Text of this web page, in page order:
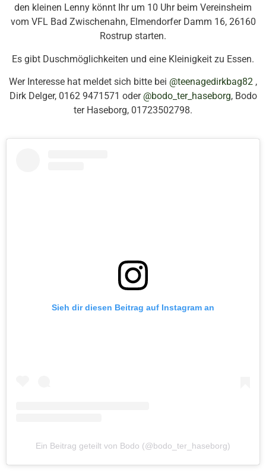
den kleinen Lenny könnt Ihr um 10 Uhr beim Vereinsheim
vom VFL Bad Zwischenahn, Elmendorfer Damm 16, 26160
Rostrup starten.
Es gibt Duschmöglichkeiten und eine Kleinigkeit zu Essen.
Wer Interesse hat meldet sich bitte bei @teenagedirkbag82 ,
Dirk Delger, 0162 9471571 oder @bodo_ter_haseborg, Bodo
ter Haseborg, 01723502798.
Sieh dir diesen Beitrag auf Instagram an
Ein Beitrag geteilt von Bodo (@bodo_ter_haseborg)